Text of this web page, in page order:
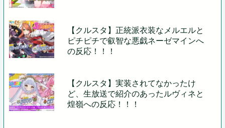
【クルスタ】正統派衣装なメルエルと
ピチピチで叡智な悪戯ネーゼマインへ
の反応！！！
【クルスタ】実装されてなかったけ
ど、生放送で紹介のあったルヴィネと
煌嶺への反応！！！